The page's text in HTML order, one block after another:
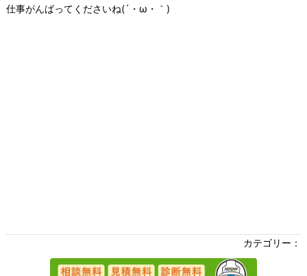
仕事がんばってくださいね(´・ω・｀)
カテゴリー：